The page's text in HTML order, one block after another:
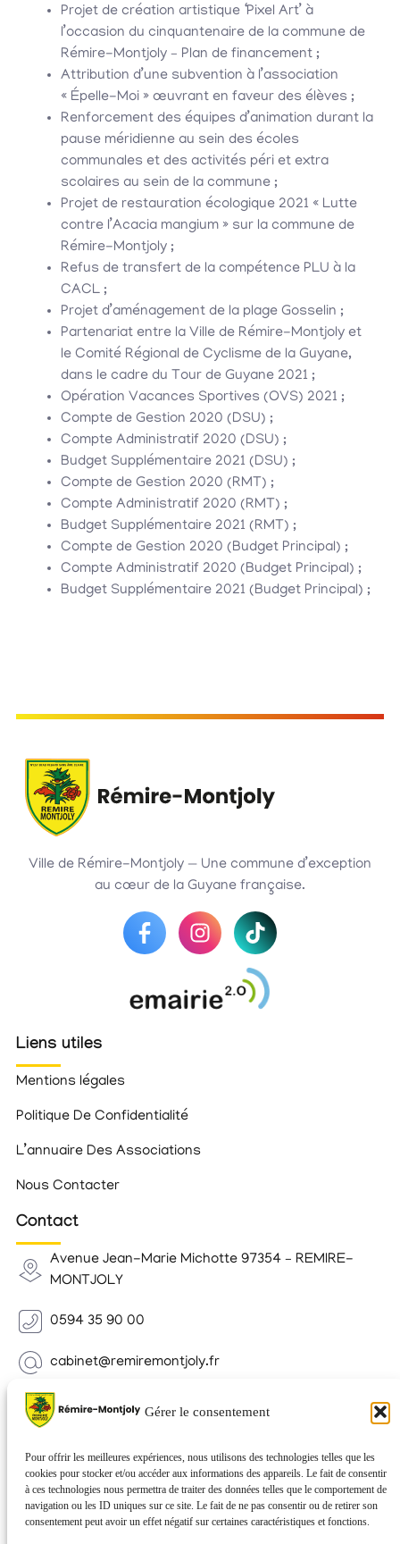
Gérer le consentement
Pour offrir les meilleures expériences, nous utilisons des technologies telles que les
cookies pour stocker et/ou accéder aux informations des appareils. Le fait de consentir
à ces technologies nous permettra de traiter des données telles que le comportement de
navigation ou les ID uniques sur ce site. Le fait de ne pas consentir ou de retirer son
consentement peut avoir un effet négatif sur certaines caractéristiques et fonctions.
Projet de création artistique ‘Pixel Art’ à
l’occasion du cinquantenaire de la commune de
Rémire-Montjoly – Plan de financement ;
Attribution d’une subvention à l’association
« Épelle-Moi » œuvrant en faveur des élèves ;
Renforcement des équipes d’animation durant la
pause méridienne au sein des écoles
communales et des activités péri et extra
scolaires au sein de la commune ;
Projet de restauration écologique 2021 « Lutte
contre l’Acacia mangium » sur la commune de
Rémire-Montjoly ;
Refus de transfert de la compétence PLU à la
CACL ;
Projet d’aménagement de la plage Gosselin ;
Partenariat entre la Ville de Rémire-Montjoly et
le Comité Régional de Cyclisme de la Guyane,
dans le cadre du Tour de Guyane 2021 ;
Opération Vacances Sportives (OVS) 2021 ;
Compte de Gestion 2020 (DSU) ;
Compte Administratif 2020 (DSU) ;
Budget Supplémentaire 2021 (DSU) ;
Compte de Gestion 2020 (RMT) ;
Compte Administratif 2020 (RMT) ;
Budget Supplémentaire 2021 (RMT) ;
Compte de Gestion 2020 (Budget Principal) ;
Compte Administratif 2020 (Budget Principal) ;
Budget Supplémentaire 2021 (Budget Principal) ;
Ville de Rémire-Montjoly — Une commune d’exception
au cœur de la Guyane française.
Liens utiles
Mentions légales
Politique De Confidentialité
L’annuaire Des Associations
Nous Contacter
Contact
Avenue Jean-Marie Michotte 97354 – REMIRE-
MONTJOLY
0594 35 90 00
cabinet@remiremontjoly.fr
Newsletter
nouvelles de votre commune.